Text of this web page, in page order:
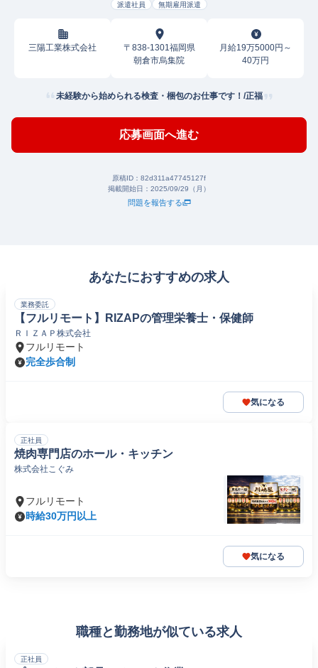
派遣社員 無期雇用派遣
三陽工業株式会社
〒838-1301福岡県
朝倉市烏集院
月給19万5000円～
40万円
未経験から始められる検査・梱包のお仕事です！/正福
応募画面へ進む
原稿ID： 82d311a47745127f
掲載開始日： 2025/09/29（月）
問題を報告する
あなたにおすすめの求人
業務委託
【フルリモート】RIZAPの管理栄養士・保健師
ＲＩＺＡＰ株式会社
フルリモート
完全歩合制
気になる
正社員
焼肉専門店のホール・キッチン
株式会社こぐみ
フルリモート
時給30万円以上
気になる
職種と勤務地が似ている求人
正社員